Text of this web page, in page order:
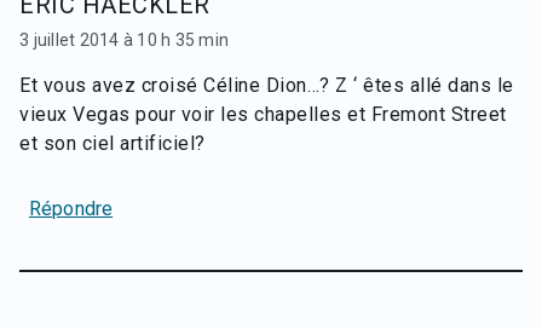
3 juillet 2014 à 10 h 35 min
Et vous avez croisé Céline Dion…? Z ‘ êtes allé dans le
vieux Vegas pour voir les chapelles et Fremont Street
et son ciel artificiel?
Répondre